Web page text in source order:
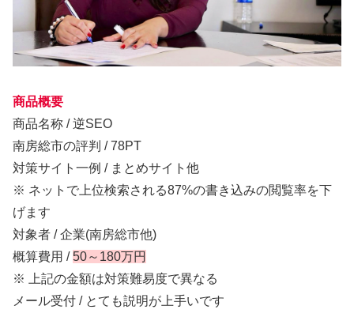
商品概要
商品名称 / 逆SEO
南房総市の評判 / 78PT
対策サイト一例 / まとめサイト他
※ ネットで上位検索される87%の書き込みの閲覧率を下
げます
対象者 / 企業(南房総市他)
概算費用 /50～180万円
※ 上記の金額は対策難易度で異なる
メール受付 / とても説明が上手いです